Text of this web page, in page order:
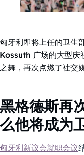
匈牙利即将上任的卫生
Kossuth 广场的大型庆
之舞，再次点燃了社交媒
黑格德斯再
么他将成为
匈牙利新议会就职会议